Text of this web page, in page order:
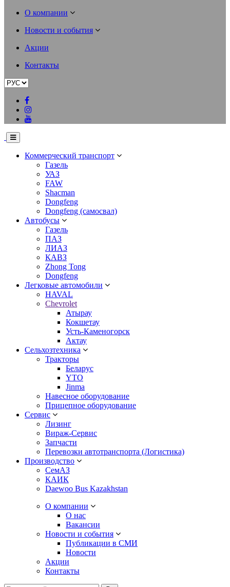
О компании
Новости и события
Акции
Контакты
Коммерческий транспорт
Газель
УАЗ
FAW
Shacman
Dongfeng
Dongfeng (самосвал)
Автобусы
Газель
ПАЗ
ЛИАЗ
КАВЗ
Zhong Tong
Dongfeng
Легковые автомобили
HAVAL
Chevrolet
Атырау
Кокшетау
Усть-Каменогорск
Актау
Сельхозтехника
Тракторы
Беларус
YTO
Jinma
Навесное оборудование
Прицепное оборудование
Сервис
Лизинг
Вираж-Сервис
Запчасти
Перевозки автотранспорта (Логистика)
Производство
СемАЗ
КАИК
Daewoo Bus Kazakhstan
О компании
О нас
Вакансии
Новости и события
Публикации в СМИ
Новости
Акции
Контакты